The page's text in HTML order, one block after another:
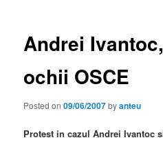
Andrei
ochii OSCE
Posted on09/06/2007byanteu
Protest in cazul Andrei Ivantoc